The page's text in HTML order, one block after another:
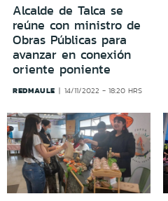
Alcalde de Talca se
reúne con ministro de
Obras Públicas para
avanzar en conexión
oriente poniente
REDMAULE 14/11/2022 - 18:20 HRS